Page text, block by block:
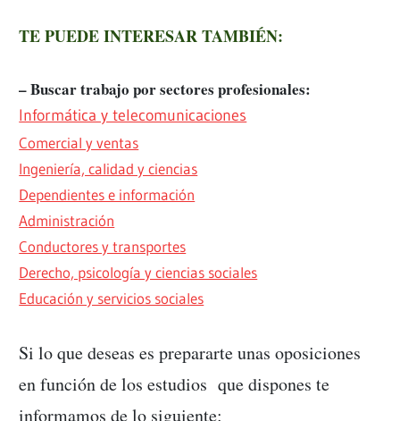
TE PUEDE INTERESAR TAMBIÉN:
– Buscar trabajo por sectores profesionales:
Informática y telecomunicaciones
Comercial y ventas
Ingeniería, calidad y ciencias
Dependientes e información
Administración
Conductores y transportes
Derecho, psicología y ciencias sociales
Educación y servicios sociales
Si lo que deseas es prepararte unas oposiciones
en función de los estudios que dispones te
informamos de lo siguiente: